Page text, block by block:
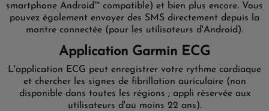
smartphone Android™ compatible) et bien plus encore. Vous
pouvez également envoyer des SMS directement depuis la
montre connectée (pour les utilisateurs d'Android).
Application Garmin ECG
L'application ECG peut enregistrer votre rythme cardiaque
et chercher les signes de fibrillation auriculaire (non
disponible dans toutes les régions ; appli réservée aux
utilisateurs d'au moins 22 ans).